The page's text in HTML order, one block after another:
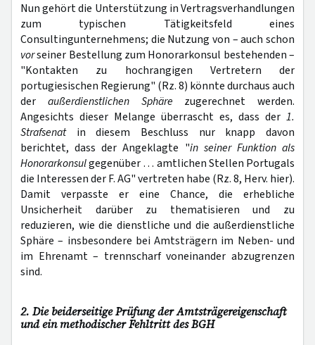
Nun gehört die Unterstützung in Vertragsverhandlungen
zum typischen Tätigkeitsfeld eines
Consultingunternehmens; die Nutzung von – auch schon
vorseiner Bestellung zum Honorarkonsul bestehenden –
"Kontakten zu hochrangigen Vertretern der
portugiesischen Regierung" (Rz. 8) könnte durchaus auch
der außerdienstlichen Sphäre zugerechnet werden.
Angesichts dieser Melange überrascht es, dass der 1.
Strafsenatin diesem Beschluss nur knapp davon
berichtet, dass der Angeklagte "in seiner Funktion als
Honorarkonsulgegenüber … amtlichen Stellen Portugals
die Interessen der F. AG" vertreten habe (Rz. 8, Herv. hier).
Damit verpasste er eine Chance, die erhebliche
Unsicherheit darüber zu thematisieren und zu
reduzieren, wie die dienstliche und die außerdienstliche
Sphäre – insbesondere bei Amtsträgern im Neben- und
im Ehrenamt – trennscharf voneinander abzugrenzen
sind.
2. Die beiderseitige Prüfung der Amtsträgereigenschaft
und ein methodischer Fehltritt des BGH